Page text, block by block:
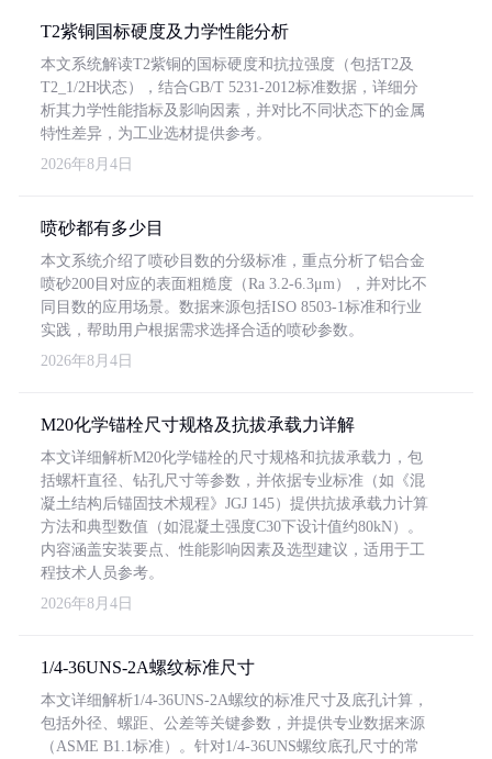
T2紫铜国标硬度及力学性能分析
本文系统解读T2紫铜的国标硬度和抗拉强度（包括T2及
T2_1/2H状态），结合GB/T 5231-2012标准数据，详细分
析其力学性能指标及影响因素，并对比不同状态下的金属
特性差异，为工业选材提供参考。
2026年8月4日
喷砂都有多少目
本文系统介绍了喷砂目数的分级标准，重点分析了铝合金
喷砂200目对应的表面粗糙度（Ra 3.2-6.3μm），并对比不
同目数的应用场景。数据来源包括ISO 8503-1标准和行业
实践，帮助用户根据需求选择合适的喷砂参数。
2026年8月4日
M20化学锚栓尺寸规格及抗拔承载力详解
本文详细解析M20化学锚栓的尺寸规格和抗拔承载力，包
括螺杆直径、钻孔尺寸等参数，并依据专业标准（如《混
凝土结构后锚固技术规程》JGJ 145）提供抗拔承载力计算
方法和典型数值（如混凝土强度C30下设计值约80kN）。
内容涵盖安装要点、性能影响因素及选型建议，适用于工
程技术人员参考。
2026年8月4日
1/4-36UNS-2A螺纹标准尺寸
本文详细解析1/4-36UNS-2A螺纹的标准尺寸及底孔计算，
包括外径、螺距、公差等关键参数，并提供专业数据来源
（ASME B1.1标准）。针对1/4-36UNS螺纹底孔尺寸的常